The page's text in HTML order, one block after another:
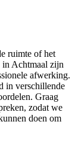
ruimte of het
Achtmaal zijn
afwerking.
in verschillende
Graag
zodat we
doen om